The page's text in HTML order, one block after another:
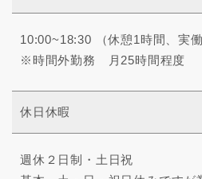
10:00~18:30 （休憩1時間、実
※時間外勤務 月25時間程度
休日休暇
週休２日制・土日祝